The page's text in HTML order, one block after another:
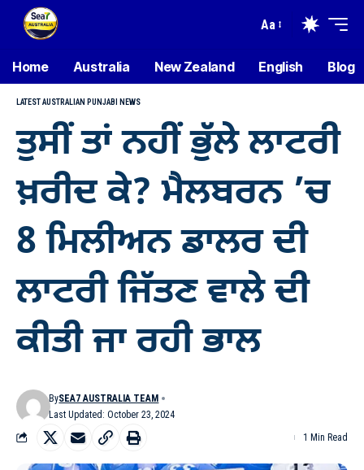
Aa
Home Australia New Zealand English Blog
LATEST AUSTRALIAN PUNJABI NEWS
ਤੁਸੀਂ ਤਾਂ ਨਹੀਂ ਭੁੱਲੇ ਲਾਟਰੀ
ਖ਼ਰੀਦ ਕੇ? ਮੈਲਬਰਨ ’ਚ
8 ਮਿਲੀਅਨ ਡਾਲਰ ਦੀ
ਲਾਟਰੀ ਜਿੱਤਣ ਵਾਲੇ ਦੀ
ਕੀਤੀ ਜਾ ਰਹੀ ਭਾਲ
Last Updated: October 23, 2024
BySEA7 AUSTRALIA TEAM
1 Min Read